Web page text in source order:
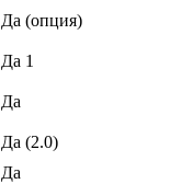
Да (опция)
Да 1
Да
Да (2.0)
Да